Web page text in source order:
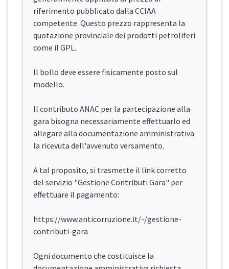
riferimento pubblicato dalla CCIAA
competente. Questo prezzo rappresenta la
quotazione provinciale dei prodotti petroliferi
come il GPL.
Il bollo deve essere fisicamente posto sul
modello.
Il contributo ANAC per la partecipazione alla
gara bisogna necessariamente effettuarlo ed
allegare alla documentazione amministrativa
la ricevuta dell'avvenuto versamento.
A tal proposito, si trasmette il link corretto
del servizio "Gestione Contributi Gara" per
effettuare il pagamento:
https://www.anticorruzione.it/-/gestione-
contributi-gara
Ogni documento che costituisce la